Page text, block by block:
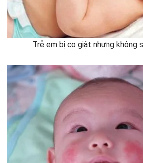
Trẻ em bị co giật nhưng không